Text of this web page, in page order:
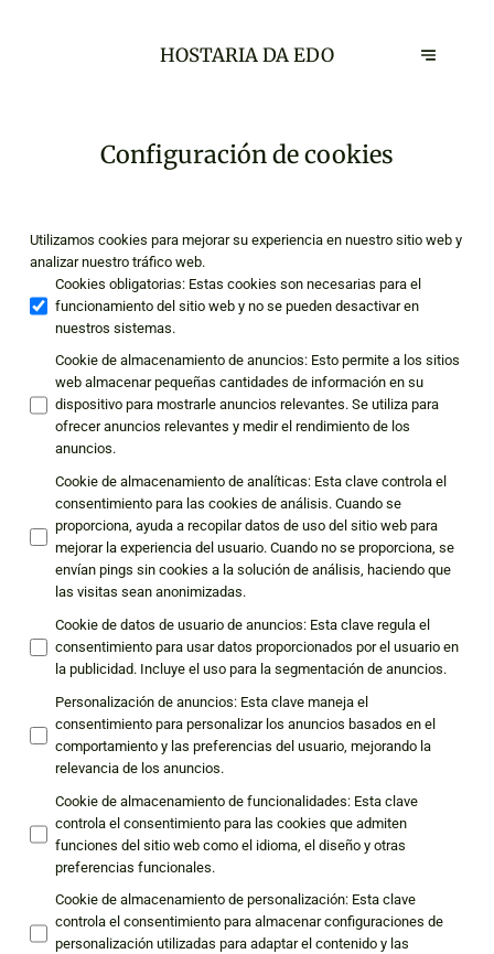
HOSTARIA DA EDO
Configuración de cookies
Utilizamos cookies para mejorar su experiencia en nuestro sitio web y
analizar nuestro tráfico web.
Cookies obligatorias: Estas cookies son necesarias para el
funcionamiento del sitio web y no se pueden desactivar en
nuestros sistemas.
Cookie de almacenamiento de anuncios: Esto permite a los sitios
web almacenar pequeñas cantidades de información en su
dispositivo para mostrarle anuncios relevantes. Se utiliza para
ofrecer anuncios relevantes y medir el rendimiento de los
anuncios.
Cookie de almacenamiento de analíticas: Esta clave controla el
consentimiento para las cookies de análisis. Cuando se
proporciona, ayuda a recopilar datos de uso del sitio web para
mejorar la experiencia del usuario. Cuando no se proporciona, se
envían pings sin cookies a la solución de análisis, haciendo que
las visitas sean anonimizadas.
Cookie de datos de usuario de anuncios: Esta clave regula el
consentimiento para usar datos proporcionados por el usuario en
la publicidad. Incluye el uso para la segmentación de anuncios.
Personalización de anuncios: Esta clave maneja el
consentimiento para personalizar los anuncios basados en el
comportamiento y las preferencias del usuario, mejorando la
relevancia de los anuncios.
Cookie de almacenamiento de funcionalidades: Esta clave
controla el consentimiento para las cookies que admiten
funciones del sitio web como el idioma, el diseño y otras
preferencias funcionales.
Cookie de almacenamiento de personalización: Esta clave
controla el consentimiento para almacenar configuraciones de
personalización utilizadas para adaptar el contenido y las